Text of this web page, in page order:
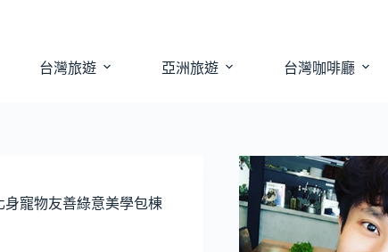
台灣旅遊 亞洲旅遊 台灣咖啡廳
身寵物友善綠意美學包棟